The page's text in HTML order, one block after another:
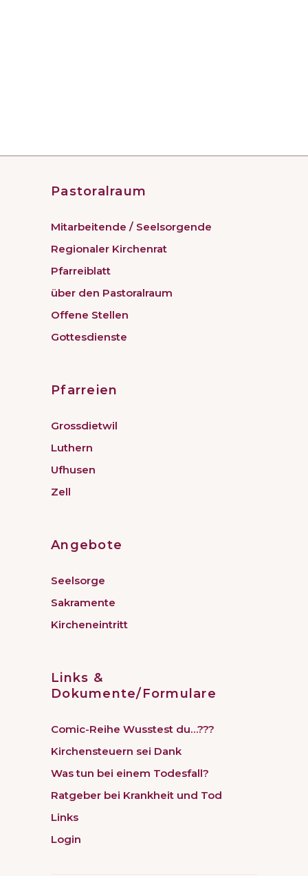
Pastoralraum
Mitarbeitende / Seelsorgende
Regionaler Kirchenrat
Pfarreiblatt
über den Pastoralraum
Offene Stellen
Gottesdienste
Pfarreien
Grossdietwil
Luthern
Ufhusen
Zell
Angebote
Seelsorge
Sakramente
Kircheneintritt
Links &
Dokumente/Formulare
Comic-Reihe Wusstest du…???
Kirchensteuern sei Dank
Was tun bei einem Todesfall?
Ratgeber bei Krankheit und Tod
Links
Login